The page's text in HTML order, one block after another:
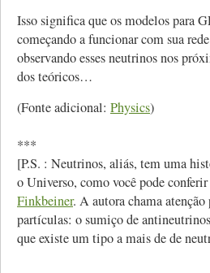
Isso significa que os modelos para
começando a funcionar com sua
observando esses neutrinos nos
dos teóricos…
(Fonte adicional: Physics)
***
[P.S. : Neutrinos, aliás, tem uma
o Universo, como você pode conferir
Finkbeiner. A autora chama
partículas: o sumiço de
que existe um tipo a mais de de